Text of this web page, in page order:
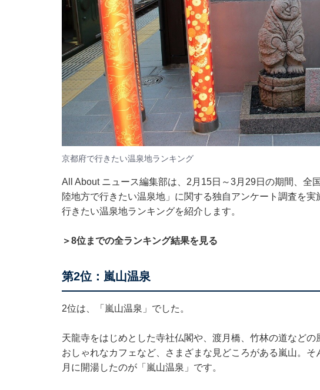
京都府で行きたい温泉地ランキング
All About ニュース編集部は、2月15日～3月29日の期間、全
陸地方で行きたい温泉地」に関する独自アンケート調査を
行きたい温泉地ランキングを紹介します。
＞8位までの全ランキング結果を見る
第2位：嵐山温泉
2位は、「嵐山温泉」でした。
天龍寺をはじめとした寺社仏閣や、渡月橋、竹林の道など
おしゃれなカフェなど、さまざまな見どころがある嵐山。
月に開湯したのが「嵐山温泉」です。